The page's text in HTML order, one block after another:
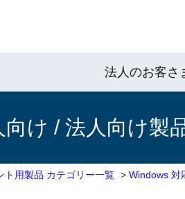
法人のお客さ
け / 法人向け製品
ト用製品 カテゴリー一覧 > Windows 対